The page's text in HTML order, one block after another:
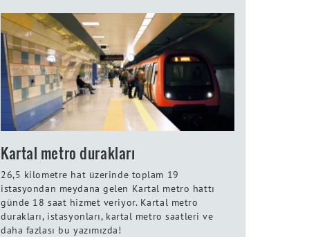
Kartal metro durakları
26,5 kilometre hat üzerinde toplam 19
istasyondan meydana gelen Kartal metro hattı
günde 18 saat hizmet veriyor. Kartal metro
durakları, istasyonları, kartal metro saatleri ve
daha fazlası bu yazımızda!